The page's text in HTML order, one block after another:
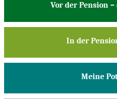
Vor der Pension
In der
Meine